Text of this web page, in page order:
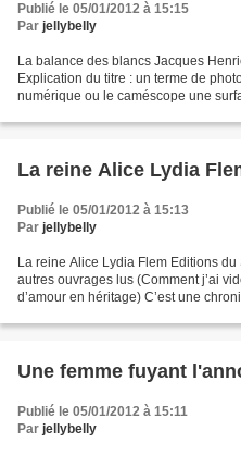
Publié le 05/01/2012 à 15:15
Par jellybelly
La balance des blancs Jacques
Explication du titre : un terme de
numérique ou le caméscope une
La reine Alice Lydia
Publié le 05/01/2012 à 15:13
Par jellybelly
La reine Alice Lydia Flem Editions
autres ouvrages lus (Comment j’ai
d’amour en héritage) C’est une
Une femme fuyant
Publié le 05/01/2012 à 15:11
Par jellybelly